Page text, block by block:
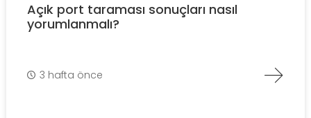
Açık port taraması sonuçları nasıl
yorumlanmalı?
3 hafta önce